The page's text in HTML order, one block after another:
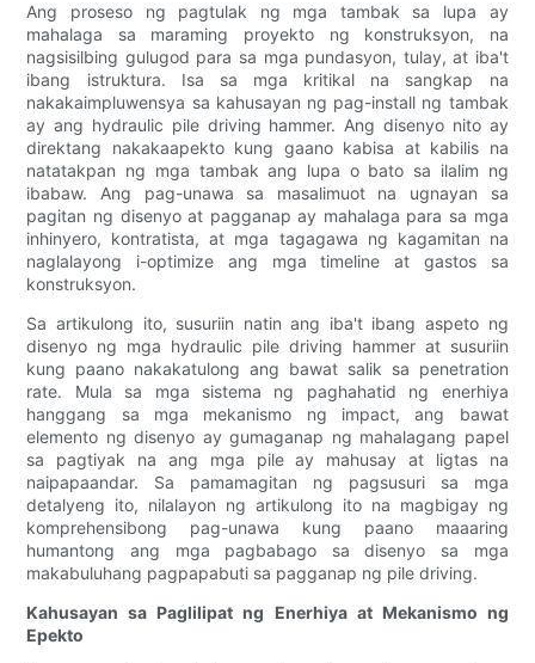
Ang proseso ng pagtulak ng mga tambak sa lupa ay
mahalaga sa maraming proyekto ng konstruksyon, na
nagsisilbing gulugod para sa mga pundasyon, tulay, at iba't
ibang istruktura. Isa sa mga kritikal na sangkap na
nakakaimpluwensya sa kahusayan ng pag-install ng tambak
ay ang hydraulic pile driving hammer. Ang disenyo nito ay
direktang nakakaapekto kung gaano kabisa at kabilis na
natatakpan ng mga tambak ang lupa o bato sa ilalim ng
ibabaw. Ang pag-unawa sa masalimuot na ugnayan sa
pagitan ng disenyo at pagganap ay mahalaga para sa mga
inhinyero, kontratista, at mga tagagawa ng kagamitan na
naglalayong i-optimize ang mga timeline at gastos sa
konstruksyon.
Sa artikulong ito, susuriin natin ang iba't ibang aspeto ng
disenyo ng mga hydraulic pile driving hammer at susuriin
kung paano nakakatulong ang bawat salik sa penetration
rate. Mula sa mga sistema ng paghahatid ng enerhiya
hanggang sa mga mekanismo ng impact, ang bawat
elemento ng disenyo ay gumaganap ng mahalagang papel
sa pagtiyak na ang mga pile ay mahusay at ligtas na
naipapaandar. Sa pamamagitan ng pagsusuri sa mga
detalyeng ito, nilalayon ng artikulong ito na magbigay ng
komprehensibong pag-unawa kung paano maaaring
humantong ang mga pagbabago sa disenyo sa mga
makabuluhang pagpapabuti sa pagganap ng pile driving.
Kahusayan sa Paglilipat ng Enerhiya at Mekanismo ng
Epekto